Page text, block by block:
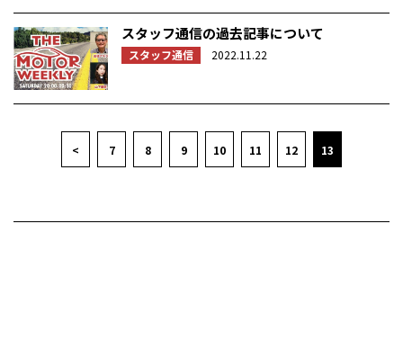
スタッフ通信の過去記事について
スタッフ通信 2022.11.22
< 7 8 9 10 11 12 13